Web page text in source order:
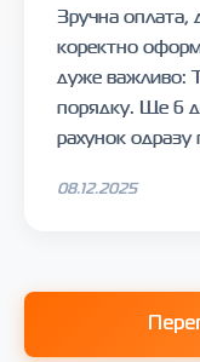
Зручна оплата,
коректно
дуже важливо:
порядку. Ще б
рахунок одразу
08.12.2025